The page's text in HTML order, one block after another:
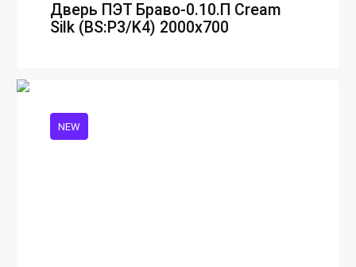
Дверь ПЭТ Браво-0.10.П Сream
Silk (BS:P3/K4) 2000х700
NEW